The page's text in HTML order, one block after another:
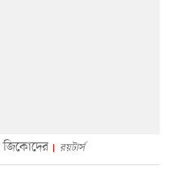
জিকোদের রয়টার্স